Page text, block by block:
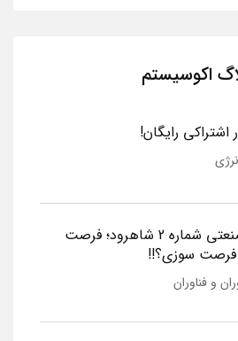
اکوسیستم
اشتراکی رایگان!
شهرک صنعتی شماره 2 شاهرود؛ فرصت
فرصت سوزی؟!!
و فناوران